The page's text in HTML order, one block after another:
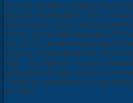
Те года, номера которых без
число 4, причисляют к тем,
високосные года. Список их
статье. Допустим, текущий, 2016
его на 4, то получается в
остатка. Соответственно, это
году - 52 недели и 1 день.
смещается на один день по
После же високосного года
на 2 дня.